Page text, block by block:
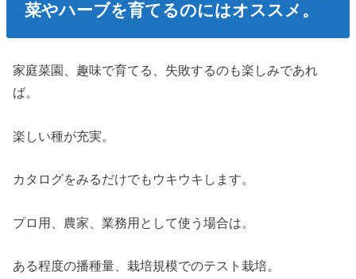
菜やハーブを育てるのにはオススメ。
家庭菜園、趣味で育てる、失敗するのも楽しみであれ
ば。
楽しい種が充実。
カタログをみるだけでもウキウキします。
プロ用、農家、業務用として使う場合は。
ある程度の播種量、栽培規模でのテスト栽培。